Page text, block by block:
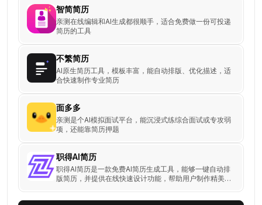
智简简历
亲测在线编辑和AI生成都很顺手，适合免费做一份可投递
简历的工具
不繁简历
AI原生简历工具，模板丰富，能自动排版、优化描述，适
合快速制作专业简历
面多多
亲测是个AI模拟面试平台，能沉浸式练综合面试或专攻弱
项，还能靠简历押题
职得AI简历
职得AI简历是一款免费AI简历生成工具，能够一键自动排
版简历，并提供在线快速设计功能，帮助用户制作精美简